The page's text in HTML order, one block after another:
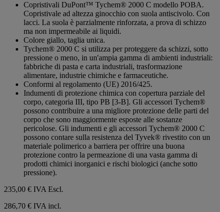
Copristivali DuPont™ Tychem® 2000 C modello POBA.
Copristivale ad altezza ginocchio con suola antiscivolo. Con
lacci. La suola è parzialmente rinforzata, a prova di schizzo
ma non impermeabile ai liquidi.
Colore giallo, taglia unica.
Tychem® 2000 C si utilizza per proteggere da schizzi, sotto
pressione o meno, in un'ampia gamma di ambienti industriali:
fabbriche di pasta e carta industriali, trasformazione
alimentare, industrie chimiche e farmaceutiche.
Conformi al regolamento (UE) 2016/425.
Indumenti di protezione chimica con copertura parziale del
corpo, categoria III, tipo PB [3-B]. Gli accessori Tychem®
possono contribuire a una migliore protezione delle parti del
corpo che sono maggiormente esposte alle sostanze
pericolose. Gli indumenti e gli accessori Tychem® 2000 C
possono contare sulla resistenza del Tyvek® rivestito con un
materiale polimerico a barriera per offrire una buona
protezione contro la permeazione di una vasta gamma di
prodotti chimici inorganici e rischi biologici (anche sotto
pressione).
235,00 € IVA Escl.
286,70 € IVA incl.